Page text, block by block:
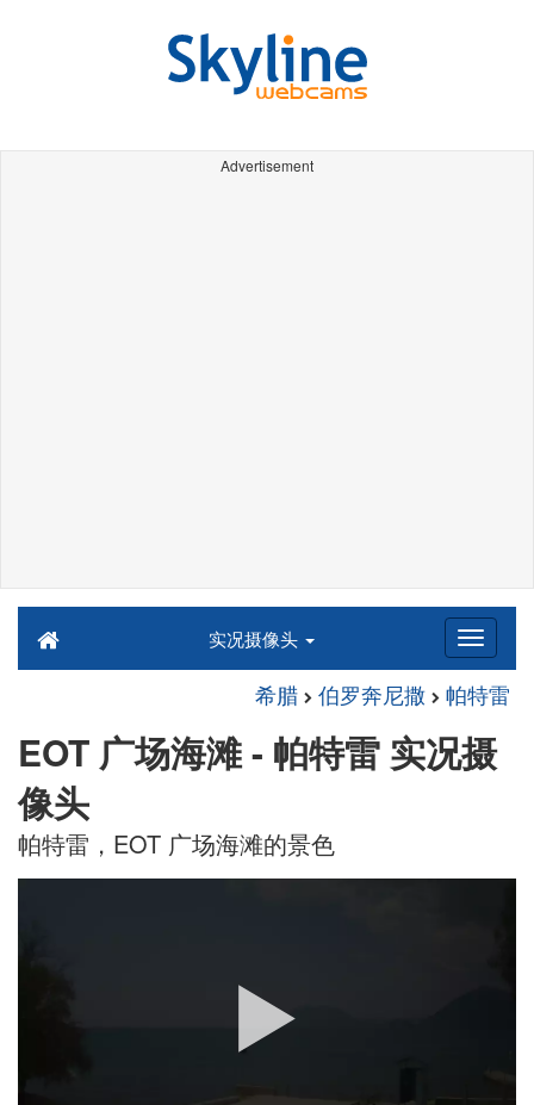
Advertisement
实况摄像头
希腊 伯罗奔尼撒 帕特雷
EOT 广场海滩 - 帕特雷 实况摄
像头
帕特雷，EOT 广场海滩的景色